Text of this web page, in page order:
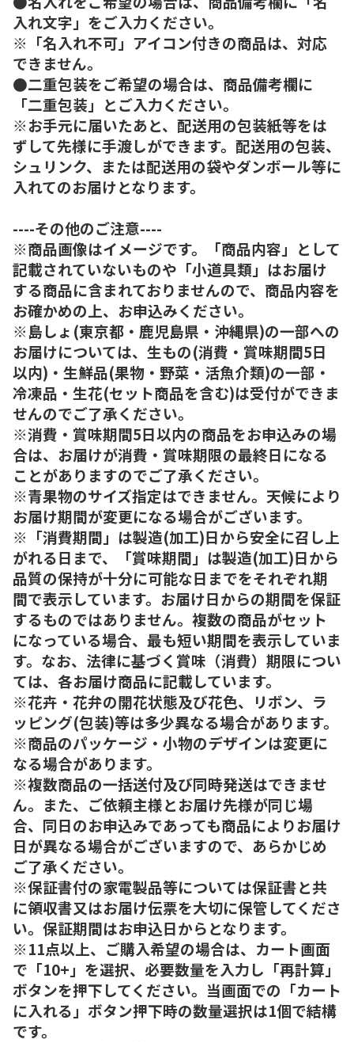
入れ文字」をご入力ください。
※「名入れ不可」アイコン付きの商品は、対応
できません。
●二重包装をご希望の場合は、商品備考欄に
「二重包装」とご入力ください。
※お手元に届いたあと、配送用の包装紙等をは
ずして先様に手渡しができます。配送用の包装、
シュリンク、または配送用の袋やダンボール等に
入れてのお届けとなります。
----その他のご注意----
※商品画像はイメージです。「商品内容」として
記載されていないものや「小道具類」はお届け
する商品に含まれておりませんので、商品内容を
お確かめの上、お申込みください。
※島しょ(東京都・鹿児島県・沖縄県)の一部への
お届けについては、生もの(消費・賞味期間5日
以内)・生鮮品(果物・野菜・活魚介類)の一部・
冷凍品・生花(セット商品を含む)は受付ができま
せんのでご了承ください。
※消費・賞味期間5日以内の商品をお申込みの場
合は、お届けが消費・賞味期限の最終日になる
ことがありますのでご了承ください。
※青果物のサイズ指定はできません。天候により
お届け期間が変更になる場合がございます。
※「消費期間」は製造(加工)日から安全に召し上
がれる日まで、「賞味期間」は製造(加工)日から
品質の保持が十分に可能な日までをそれぞれ期
間で表示しています。お届け日からの期間を保証
するものではありません。複数の商品がセット
になっている場合、最も短い期間を表示していま
す。なお、法律に基づく賞味（消費）期限につい
ては、各お届け商品に記載しています。
※花卉・花弁の開花状態及び花色、リボン、ラ
ッピング(包装)等は多少異なる場合があります。
※商品のパッケージ・小物のデザインは変更に
なる場合があります。
※複数商品の一括送付及び同時発送はできませ
ん。また、ご依頼主様とお届け先様が同じ場
合、同日のお申込みであっても商品によりお届け
日が異なる場合がございますので、あらかじめ
ご了承ください。
※保証書付の家電製品等については保証書と共
に領収書又はお届け伝票を大切に保管してくださ
い。保証期間はお申込日からとなります。
※11点以上、ご購入希望の場合は、カート画面
で「10+」を選択、必要数量を入力し「再計算」
ボタンを押下してください。当画面での「カート
に入れる」ボタン押下時の数量選択は1個で結構
です。